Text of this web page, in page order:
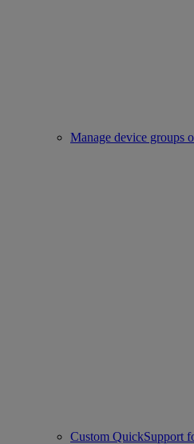
Manage device groups
Custom QuickSupport